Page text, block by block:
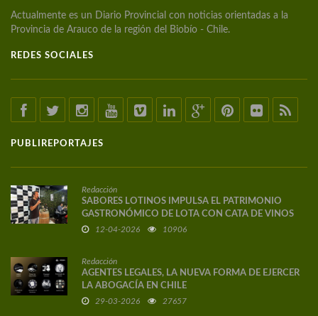
Actualmente es un Diario Provincial con noticias orientadas a la
Provincia de Arauco de la región del Biobío - Chile.
REDES SOCIALES
PUBLIREPORTAJES
Redacción
SABORES LOTINOS IMPULSA EL PATRIMONIO
GASTRONÓMICO DE LOTA CON CATA DE VINOS
DE AUTOR
12-04-2026 10906
Redacción
AGENTES LEGALES, LA NUEVA FORMA DE EJERCER
LA ABOGACÍA EN CHILE
29-03-2026 27657